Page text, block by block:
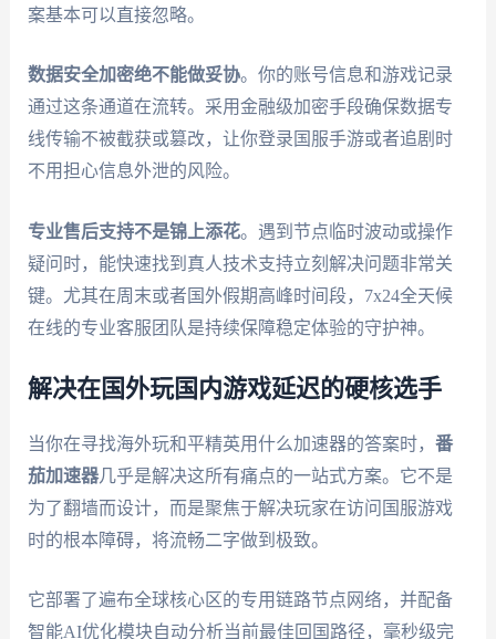
案基本可以直接忽略。
数据安全加密绝不能做妥协。你的账号信息和游戏记录
通过这条通道在流转。采用金融级加密手段确保数据专
线传输不被截获或篡改，让你登录国服手游或者追剧时
不用担心信息外泄的风险。
专业售后支持不是锦上添花。遇到节点临时波动或操作
疑问时，能快速找到真人技术支持立刻解决问题非常关
键。尤其在周末或者国外假期高峰时间段，7x24全天候
在线的专业客服团队是持续保障稳定体验的守护神。
解决在国外玩国内游戏延迟的硬核选手
当你在寻找海外玩和平精英用什么加速器的答案时， 番
茄加速器几乎是解决这所有痛点的一站式方案。它不是
为了翻墙而设计，而是聚焦于解决玩家在访问国服游戏
时的根本障碍，将流畅二字做到极致。
它部署了遍布全球核心区的专用链路节点网络，并配备
智能AI优化模块自动分析当前最佳回国路径，毫秒级完